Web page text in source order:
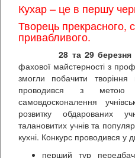
Кухар – це в першу
Творець прекрасного,
привабливого.
28 та 29 березня
фахової майстерності з
змогли побачити творіння
проводився з метою
самовдосконалення
розвитку обдарованих
талановитих учнів та
кухні. Конкурс проводився у
перший тур